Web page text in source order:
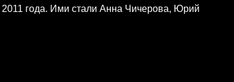
года. Ими стали Анна Чичерова, Юрий